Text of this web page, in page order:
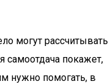
могут рассчитывать
самоотдача покажет,
нужно помогать, в